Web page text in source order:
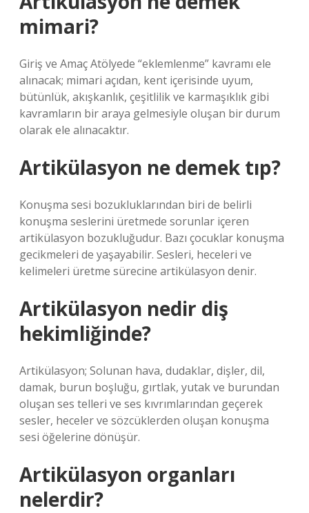
mimari?
Giriş ve Amaç Atölyede “eklemlenme” kavramı ele
alınacak; mimari açıdan, kent içerisinde uyum,
bütünlük, akışkanlık, çeşitlilik ve karmaşıklık gibi
kavramların bir araya gelmesiyle oluşan bir durum
olarak ele alınacaktır.
Artikülasyon ne demek tıp?
Konuşma sesi bozukluklarından biri de belirli
konuşma seslerini üretmede sorunlar içeren
artikülasyon bozukluğudur. Bazı çocuklar konuşma
gecikmeleri de yaşayabilir. Sesleri, heceleri ve
kelimeleri üretme sürecine artikülasyon denir.
Artikülasyon nedir diş
hekimliğinde?
Artikülasyon; Solunan hava, dudaklar, dişler, dil,
damak, burun boşluğu, gırtlak, yutak ve burundan
oluşan ses telleri ve ses kıvrımlarından geçerek
sesler, heceler ve sözcüklerden oluşan konuşma
sesi öğelerine dönüşür.
Artikülasyon organları
nelerdir?